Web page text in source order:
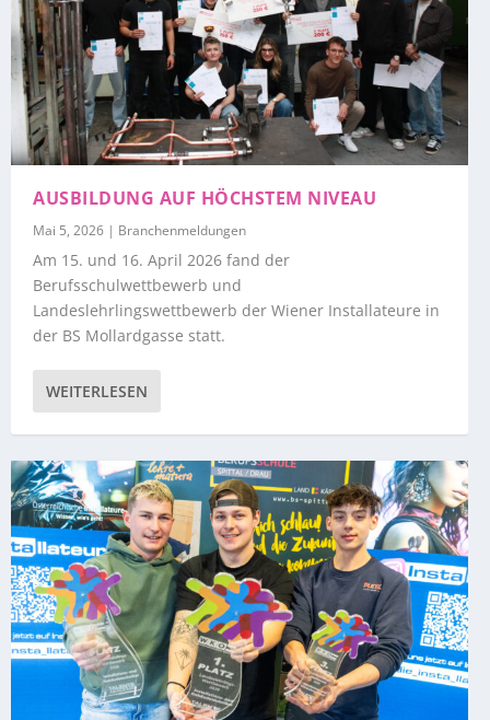
AUSBILDUNG AUF HÖCHSTEM NIVEAU
Mai 5, 2026 | Branchenmeldungen
Am 15. und 16. April 2026 fand der
Berufsschulwettbewerb und
Landeslehrlingswettbewerb der Wiener Installateure in
der BS Mollardgasse statt.
WEITERLESEN